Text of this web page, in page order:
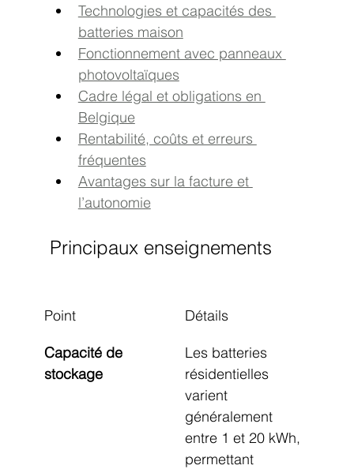
Technologies et capacités des
batteries maison
Fonctionnement avec panneaux
photovoltaïques
Cadre légal et obligations en
Belgique
Rentabilité, coûts et erreurs
fréquentes
Avantages sur la facture et
l’autonomie
Principaux enseignements
Point Détails
Capacité de
stockage
Les batteries
résidentielles
varient
généralement
entre 1 et 20 kWh,
permettant